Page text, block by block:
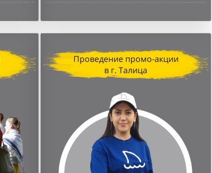
Проведение промо-акции
в г. Талица